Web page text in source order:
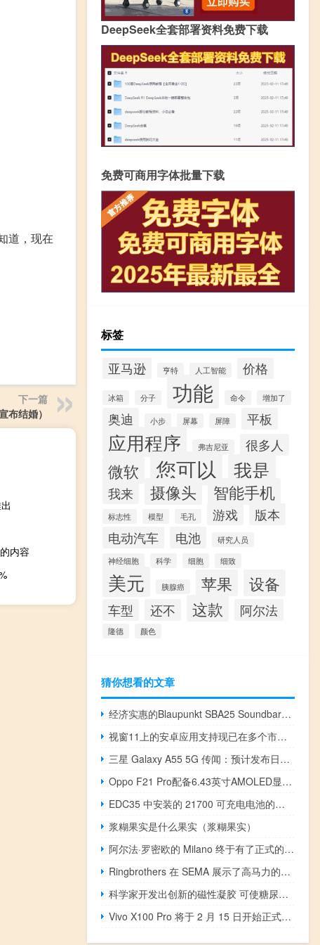
道，现在
下一篇
布结婚）
内容
DeepSeek全套部署资料免费下载
免费可商用字体批量下载
标签
亚马逊 亨特 人工智能 价格
冰箱 分子 功能 命令 增加了
奥迪 小步 屏幕 屏障 平板
应用程序 弗吉尼亚 很多人
微软 您可以 我是
我来 摄像头 智能手机
标志性 模型 毛孔 游戏
版本
电动汽车
电池
研究人员
神经细胞
科学 细胞 细致
美元 胰腺癌 苹果 设备
车型 还不 这款 阿尔法
隆德 颜色
猜你想看的文章
经济实惠的Blaupunkt SBA25 Soundbar条形音箱在市场推出
视窗11上的安卓应用支持现已在多个市场推出
三星 Galaxy A55 5G 传闻：预计发布日期和我们希望看到的内容
Oppo F21 Pro配备6.43英寸AMOLED显示屏
EDC35 中安装的 21700 可充电电池的容量现在也可作为独立电池使用
浆糊果实是什么果实（浆糊果实）
阿尔法·罗密欧的 Milano 终于有了正式的发布日期
Ringbrothers 在 SEMA 展示了高马力的构建
科学家开发出创新的磁性凝胶 可使糖尿病伤口愈合速度加快三倍
Vivo X100 Pro 将于 2 月 15 日开始正式销售